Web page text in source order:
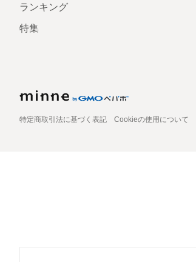
ランキング
特集
特定商取引法に基づく表記 Cookieの使用について